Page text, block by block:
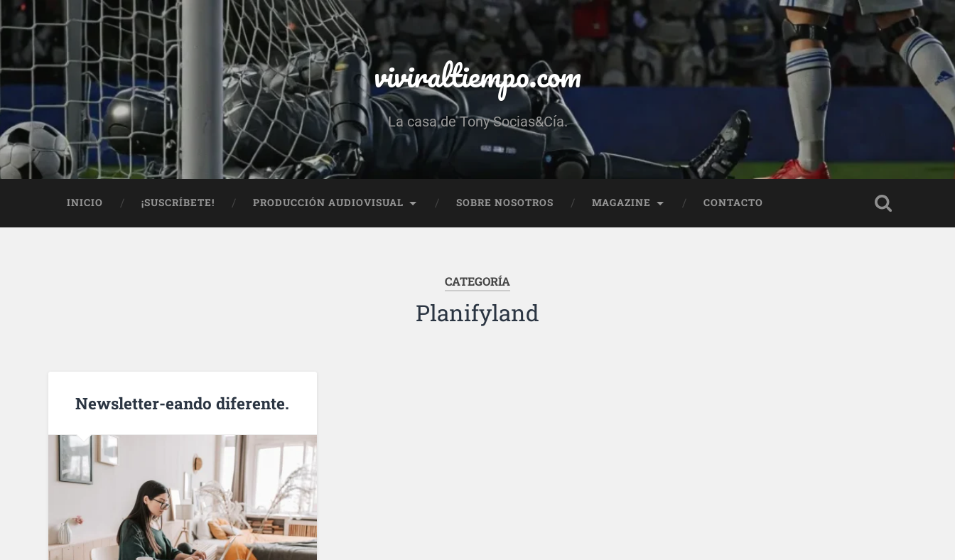
viviraltiempo.com
La casa de Tony Socias&Cía.
INICIO ¡SUSCRÍBETE! PRODUCCIÓN AUDIOVISUAL SOBRE NOSOTROS MAGAZINE CONTACTO
CATEGORÍA
Planifyland
Newsletter-eando diferente.